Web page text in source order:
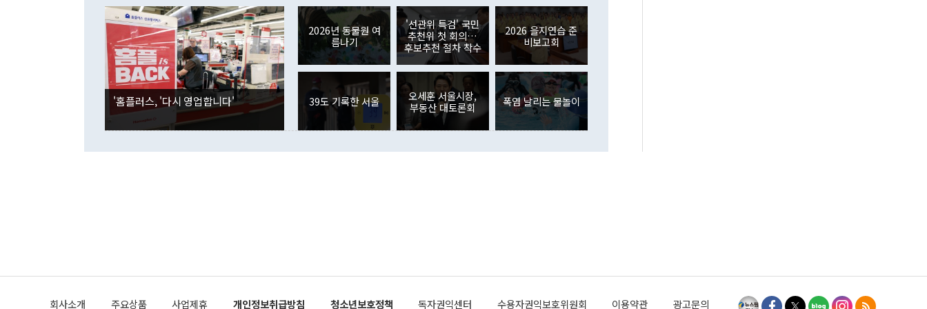
이 9월 러시아 블라디보스토크에서 열리는 '동방경제포럼(EEF)'을 언급하
며 "정부 차원에서 (참석을) 검토하고 있다"고 발언한 데 대해서도 조 장관
은 "그것은 외교부의 몫"이라며 "아직 거기까지 진도가 나가지 않았다"고
잘랐다. 정 장관이 이날 소개한 대북 구상과 설명은 정부 내 조율을 거치지
않았다는 점에서 문제가 있다. 특히 주적 표현 대체와 국호 사용, 9·19 군
사합의 복원, 4자회담 추진 등은 통일부 장관이 결정할 사안이 아니어서 월
권이라는 지적이 나오고 있다. 이 대통령은 정 장관의 업무보고를 듣고 난
뒤 "여기 업무보고에 발표했다고 승인난 건 아니다"라고 재차 확인했다. 정
부의 한 소식통은 "정 장관의 발언 내용은 대부분 국가안전보장회의(NSC)
를 거쳐 결정된 사안이 아닌 정 장관의 개인적 생각에 가깝다"며 "안보 관
련 부처 장관이 정부의 공식 정책이 아닌 사안을 추진하겠다고 업무보고를
하고 대통령의 면전에서 '국군통수권자가 나서야 한다'고 주장한 것은 심각
이나 미국은 북한에 선비핵화를 공식적으로 요구한 적이 없기 때문이다. 지
공하는 방식으로 이뤄졌다. 1994년 북·미 제네바 기본합의는 핵시설 동결
였던 올해 3월(369억9000만달러)을 넘어선 것이다. 직접투자에서는 내국
인의 해외투자가 80억1000만달러, 외국인의 국내투자가 46억3000만달러
각각 증가했다. 증권투자에서는 외국인의 국내 주식 매도세가 이어졌다. 외
국인의 국내 주식 투자는 차익실현 매도 등의 영향으로 316억1000만달러
감소하며 전월(-310억5000만달러)에 이어 역대 최대 순매도 기록을 다시
경신했다. 외국인의 국내 채권투자는 세계국채지수(WGBI) 자금 유입에도
분기 말 만기도래 영향으로 증가 폭이 줄어든 52억9000만달러를 기록했
다. 내국인의 해외 증권투자는 주식을 중심으로 35억6000만달러 증가했
다. eoyn2@newspim.com
'홈플러스, '다시 영업합니다'
2026년 동물원 여
름나기
'선관위 특검' 국민
추천위 첫 회의…
후보추천 절차 착수
2026 을지연습 준
비보고회
39도 기록한 서울
오세훈 서울시장,
부동산 대토론회
폭염 날리는 물놀이
회사소개 주요상품 사업제휴 개인정보취급방침 청소년보호정책 독자권익센터 수용자권익보호위원회 이용약관 광고문의